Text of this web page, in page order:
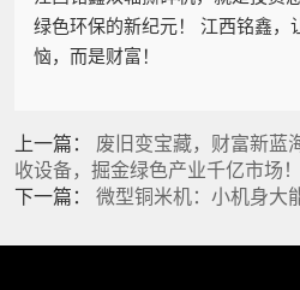
绿色环保的新纪元！ 江西铭鑫，
恼，而是财富！
上一篇： 废旧变宝藏，财富新
收设备，掘金绿色产业千亿市场！
下一篇： 微型铜米机：小机身大